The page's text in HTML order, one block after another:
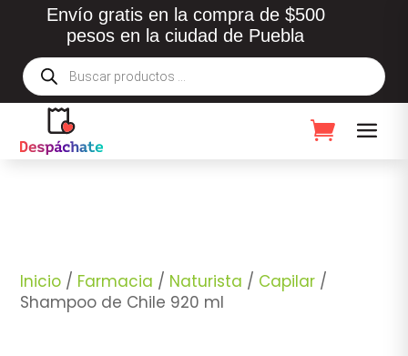
Envío gratis en la compra de $500
pesos en la ciudad de Puebla
Búsqueda
de
productos
Inicio / Farmacia / Naturista / Capilar /
Shampoo de Chile 920 ml